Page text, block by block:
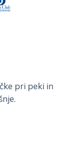
pri peki in